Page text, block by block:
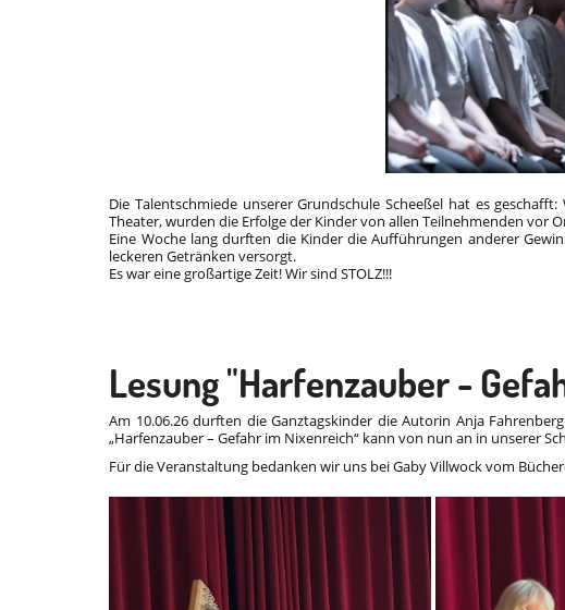
Die Talentschmiede unserer Grundschule Scheeßel hat es
Theater, wurden die Erfolge der Kinder von allen Teilnehmenden vor
Eine Woche lang durften die Kinder die Aufführungen anderer
leckeren Getränken versorgt.
Es war eine großartige Zeit! Wir sind STOLZ!!!
Lesung "Harfenzauber -
Am 10.06.26 durften die Ganztagskinder die Autorin Anja
„Harfenzauber – Gefahr im Nixenreich“ kann von nun an in unserer
Für die Veranstaltung bedanken wir uns bei Gaby Villwock vom